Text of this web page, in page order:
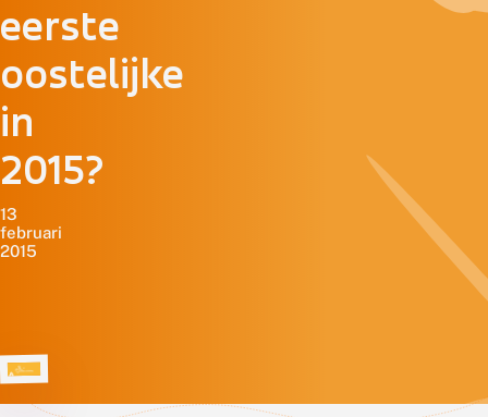
eerste
oostelijke
in
2015?
13
februari
2015